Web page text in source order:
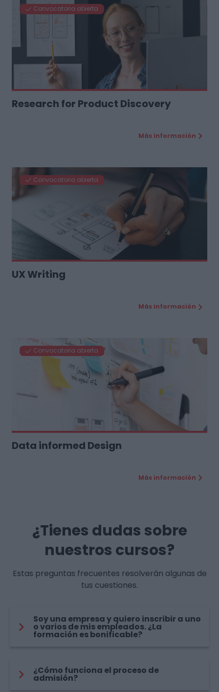
Convocatoria abierta
Research for Product Discovery
Más información
Convocatoria abierta
UX Writing
Más información
Convocatoria abierta
Data informed Design
Más información
¿Tienes dudas sobre
nuestros cursos?
Estas preguntas frecuentes resolverán algunas de
tus cuestiones.
Soy una empresa y quiero inscribir a uno
o varios de mis empleados. ¿La
formación es bonificable?
¿Cómo funciona el proceso de
admisión?